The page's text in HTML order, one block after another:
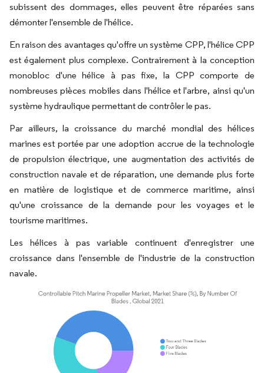
subissent des dommages, elles peuvent être réparées sans
démonter l'ensemble de l'hélice.
En raison des avantages qu'offre un système CPP, l'hélice CPP
est également plus complexe. Contrairement à la conception
monobloc d'une hélice à pas fixe, la CPP comporte de
nombreuses pièces mobiles dans l'hélice et l'arbre, ainsi qu'un
système hydraulique permettant de contrôler le pas.
Par ailleurs, la croissance du marché mondial des hélices
marines est portée par une adoption accrue de la technologie
de propulsion électrique, une augmentation des activités de
construction navale et de réparation, une demande plus forte
en matière de logistique et de commerce maritime, ainsi
qu'une croissance de la demande pour les voyages et le
tourisme maritimes.
Les hélices à pas variable continuent d'enregistrer une
croissance dans l'ensemble de l'industrie de la construction
navale.